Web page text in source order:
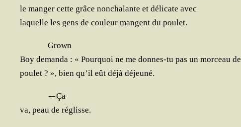
le man­ger cette grâce non­cha­lante et déli­cate avec
laquelle les gens de cou­leur mangent du poulet.
Grown
Boy deman­da : « Pour­quoi ne me donnes-tu pas un mor­ceau de
pou­let ? », bien qu’il eût déjà déjeuné.
—Ça
va, peau de réglisse.